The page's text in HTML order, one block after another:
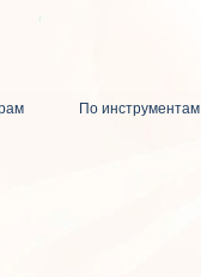
По инструментам